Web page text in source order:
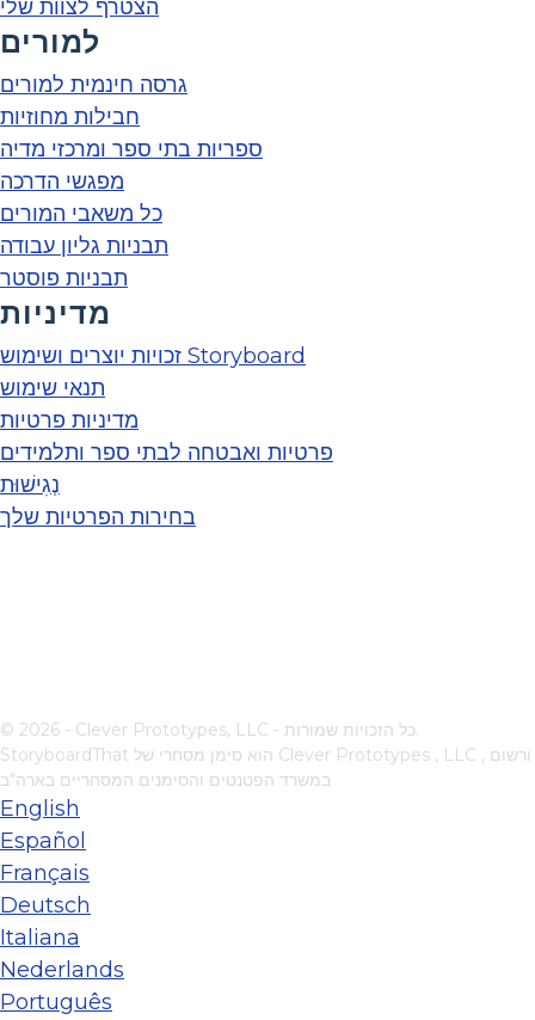
הצטרף לצוות שלי
למורים
גרסה חינמית למורים
חבילות מחוזיות
ספריות בתי ספר ומרכזי מדיה
מפגשי הדרכה
כל משאבי המורים
תבניות גליון עבודה
תבניות פוסטר
מדיניות
זכויות יוצרים ושימוש Storyboard
תנאי שימוש
מדיניות פרטיות
פרטיות ואבטחה לבתי ספר ותלמידים
נְגִישׁוּת
בחירות הפרטיות שלך
© 2026 - Clever Prototypes, LLC - כל הזכויות שמורות.
Clever Prototypes , LLC , ורשום
במשרד הפטנטים והסימנים המסחריים בארה"ב
English
Español
Français
Deutsch
Italiana
Nederlands
Português